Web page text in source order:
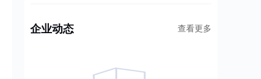
企业动态 查看更多